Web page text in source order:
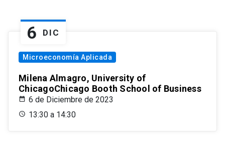
6 DIC
Microeconomía Aplicada
Milena Almagro, University of
ChicagoChicago Booth School of Business
6 de Diciembre de 2023
13:30 a 14:30